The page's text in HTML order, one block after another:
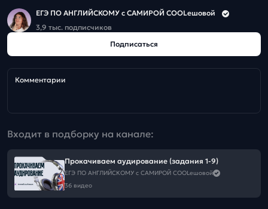
ЕГЭ ПО АНГЛИЙСКОМУ с САМИРОЙ COOLешовой
3,9 тыс. подписчиков
Подписаться
Комментарии
Входит в подборку на канале:
Прокачиваем аудирование (задания 1-9)
ЕГЭ ПО АНГЛИЙСКОМУ с САМИРОЙ COOLешовой
36 видео